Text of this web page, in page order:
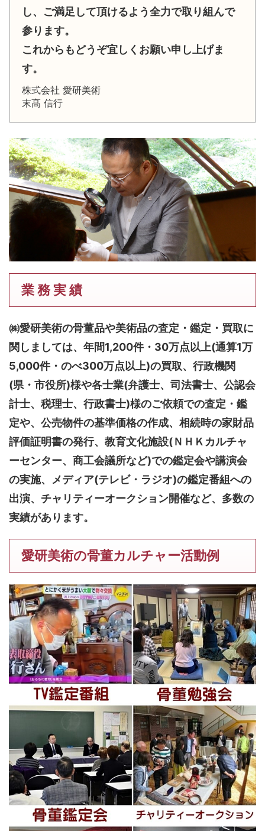
し、ご満足して頂けるよう全力で取り組んで
参ります。
これからもどうぞ宜しくお願い申し上げま
す。
株式会社 愛研美術
末髙 信行
業 務 実 績
㈱愛研美術の骨董品や美術品の査定・鑑定・買取に
関しましては、 年間1,200件・30万点以上(通算1万
5,000件・のべ300万点以上)の買取、行政機関
(県・市役所)様や各士業(弁護士、司法書士、公認会
計士、税理士、行政書士)様のご依頼での査定・鑑
定や、公売物件の基準価格の作成、相続時の家財品
評価証明書の発行、教育文化施設(ＮＨＫカルチャ
ーセンター、商工会議所など)での鑑定会や講演会
の実施、メディア(テレビ・ラジオ)の鑑定番組への
出演、チャリティーオークション開催など、多数の
実績があります。
愛研美術の骨董カルチャー活動例